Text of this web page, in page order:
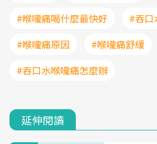
#喉嚨痛喝什麼最快好
#吞口
#喉嚨痛原因
#喉嚨痛舒緩
#吞口水喉嚨痛怎麼辦
延伸閱讀